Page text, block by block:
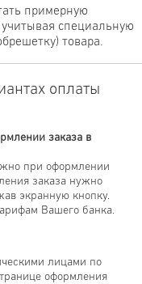
примерную
специальную
товара.
оплаты
заказа в
при оформлении
заказа нужно
экранную кнопку.
Вашего банка.
лицами по
оформления